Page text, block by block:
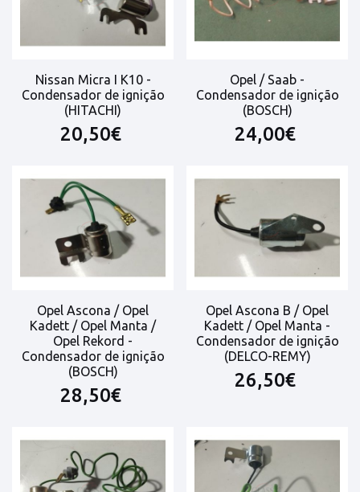
Nissan Micra I K10 -
Condensador de ignição
(HITACHI)
20,50€
Opel / Saab -
Condensador de ignição
(BOSCH)
24,00€
Opel Ascona / Opel
Kadett / Opel Manta /
Opel Rekord -
Condensador de ignição
(BOSCH)
28,50€
Opel Ascona B / Opel
Kadett / Opel Manta -
Condensador de ignição
(DELCO-REMY)
26,50€